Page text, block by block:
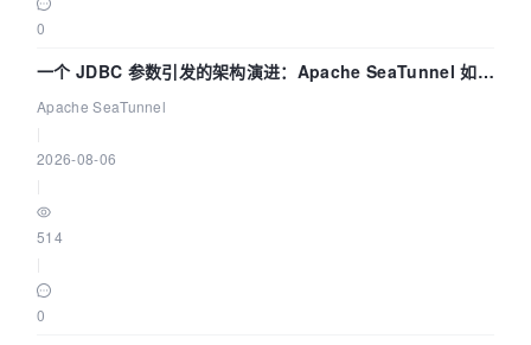
0
一个 JDBC 参数引发的架构演进：Apache SeaTunnel 如何
解决数据同步中的“定时 Flush”难题
Apache SeaTunnel
2026-08-06
514
0